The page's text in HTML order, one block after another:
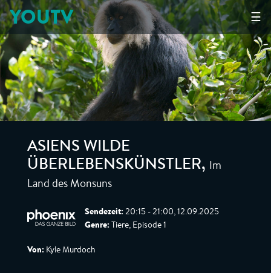
☰
YOUTV
ASIENS WILDE
ÜBERLEBENSKÜNSTLER, Im
Land des Monsuns
Sendezeit: 20:15 - 21:00, 12.09.2025
Genre: Tiere, Episode 1
Von: Kyle Murdoch